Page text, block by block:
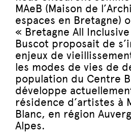
MAeB (Maison de
espaces en Bretagne)
« Bretagne All
Buscot proposait de
enjeux de
les modes de vies de
population du Centre
développe
résidence d’artistes à
Blanc, en région
Alpes.